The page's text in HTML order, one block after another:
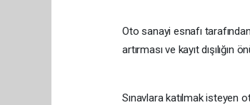
Oto sanayi esnafı
artırması ve kayıt
Sınavlara katılmak isteyen